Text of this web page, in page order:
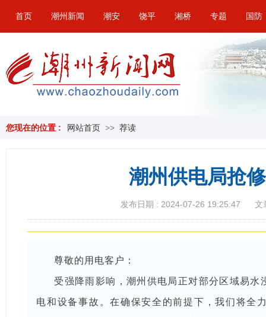
首页 潮州新闻 潮安 饶平 湘桥 专题 国防
您现在的位置 : 网站首页 >> 荐读
潮州供电局抢
发布日期 : 2024-07-26 19:25:47 文
尊敬的用电客户：
受强降雨影响，潮州供电局正对部分区域易
电和设备事故。在确保安全的前提下，我们将全